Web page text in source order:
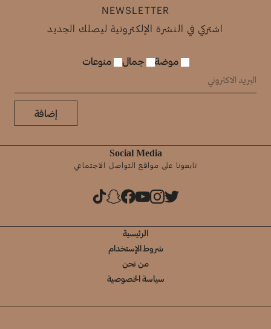
NEWSLETTER
اشتركي في النشرة الإلكترونية ليصلك الجديد
موضة جمال منوعات
إضافة
Social Media
تابعونا على مواقع التواصل الاجتماعي
الرئيسية
شروط الإستخدام
من نحن
سياسة الخصوصية